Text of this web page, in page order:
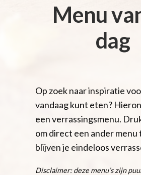
Menu
dag
Op zoek naar inspiratie
vandaag kunt eten?
een verrassingsmenu.
om direct een ander menu
blijven je eindeloos
Disclaimer: deze menu’s zijn